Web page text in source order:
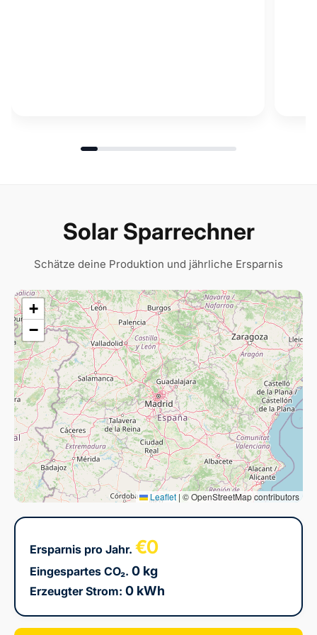
Solar Sparrechner
Schätze deine Produktion und jährliche Ersparnis
+
−
Leaflet | © OpenStreetMap contributors
Ersparnis pro Jahr. €0
Eingespartes CO₂. 0 kg
Erzeugter Strom: 0 kWh